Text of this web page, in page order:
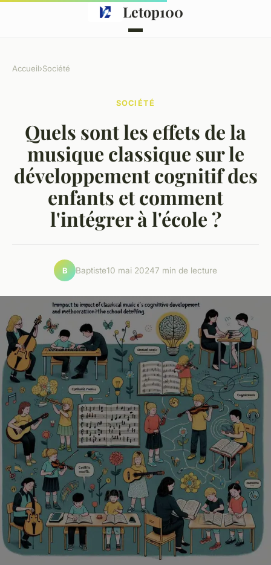
Letop100
Accueil›Société
SOCIÉTÉ
Quels sont les effets de la
musique classique sur le
développement cognitif des
enfants et comment
l'intégrer à l'école ?
B Baptiste10 mai 20247 min de lecture